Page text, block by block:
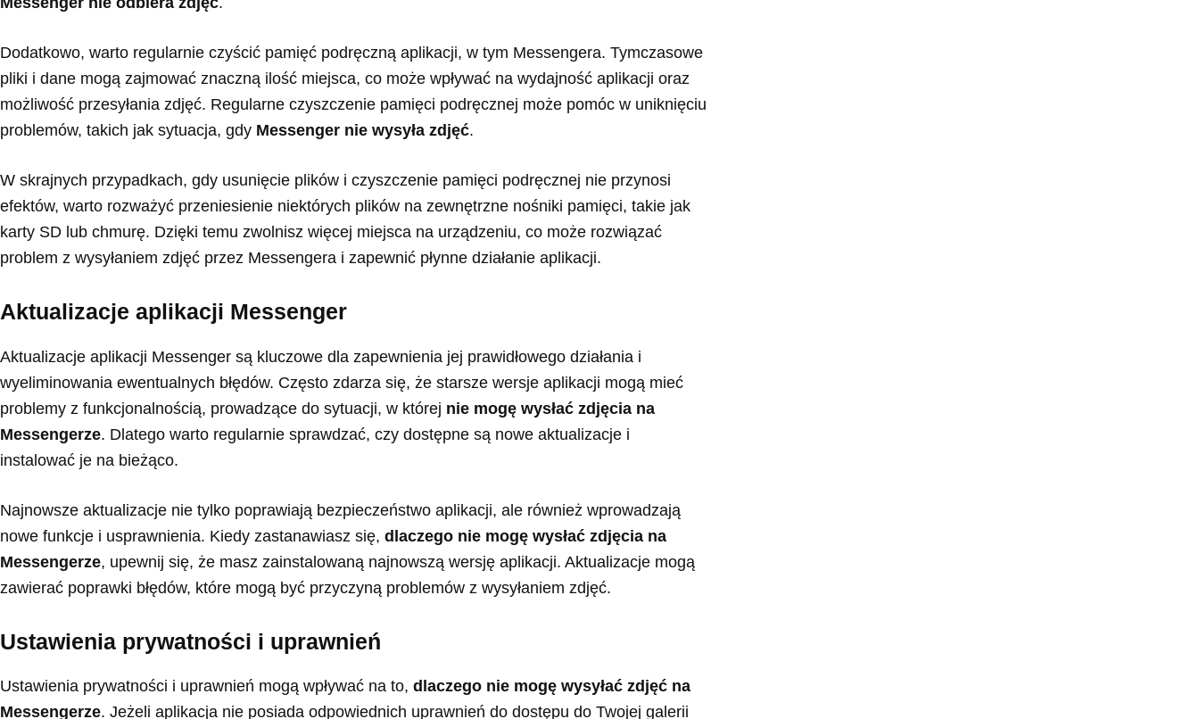
Dodatkowo, warto regularnie czyścić pamięć podręczną aplikacji, w tym Messengera. Tymczasowe
pliki i dane mogą zajmować znaczną ilość miejsca, co może wpływać na wydajność aplikacji oraz
możliwość przesyłania zdjęć. Regularne czyszczenie pamięci podręcznej może pomóc w uniknięciu
problemów, takich jak sytuacja, gdy Messenger nie wysyła zdjęć.
W skrajnych przypadkach, gdy usunięcie plików i czyszczenie pamięci podręcznej nie przynosi
efektów, warto rozważyć przeniesienie niektórych plików na zewnętrzne nośniki pamięci, takie jak
karty SD lub chmurę. Dzięki temu zwolnisz więcej miejsca na urządzeniu, co może rozwiązać
problem z wysyłaniem zdjęć przez Messengera i zapewnić płynne działanie aplikacji.
Aktualizacje aplikacji Messenger
Aktualizacje aplikacji Messenger są kluczowe dla zapewnienia jej prawidłowego działania i
wyeliminowania ewentualnych błędów. Często zdarza się, że starsze wersje aplikacji mogą mieć
problemy z funkcjonalnością, prowadzące do sytuacji, w której nie mogę wysłać zdjęcia na
Messengerze. Dlatego warto regularnie sprawdzać, czy dostępne są nowe aktualizacje i
instalować je na bieżąco.
Najnowsze aktualizacje nie tylko poprawiają bezpieczeństwo aplikacji, ale również wprowadzają
nowe funkcje i usprawnienia. Kiedy zastanawiasz się, dlaczego nie mogę wysłać zdjęcia na
Messengerze, upewnij się, że masz zainstalowaną najnowszą wersję aplikacji. Aktualizacje mogą
zawierać poprawki błędów, które mogą być przyczyną problemów z wysyłaniem zdjęć.
Ustawienia prywatności i uprawnień
Ustawienia prywatności i uprawnień mogą wpływać na to, dlaczego nie mogę wysyłać zdjęć na
Messengerze. Jeżeli aplikacja nie posiada odpowiednich uprawnień do dostępu do Twojej galerii